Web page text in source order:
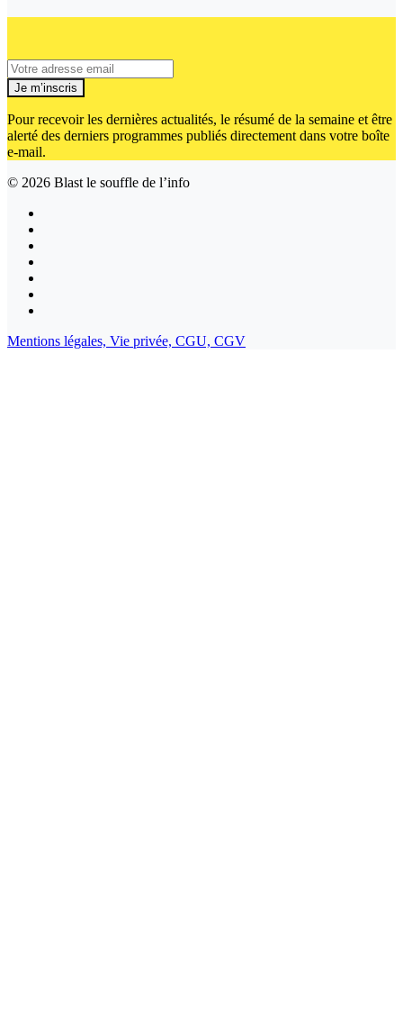
Je m’inscris
Pour recevoir les dernières actualités, le résumé de la semaine et être
alerté des derniers programmes publiés directement dans votre boîte
e-mail.
© 2026 Blast le souffle de l’info
Mentions légales, Vie privée, CGU, CGV